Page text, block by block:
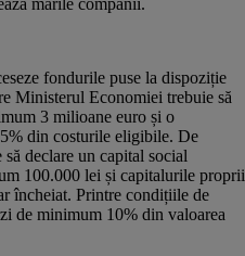
fondurile puse la dispoziție
Ministerul Economiei trebuie să
3 milioane euro și o
din costurile eligibile. De
declare un capital social
100.000 lei și capitalurile proprii
încheiat. Printre condițiile de
de minimum 10% din valoarea